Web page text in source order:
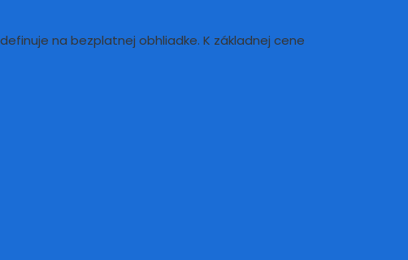
na bezplatnej obhliadke. K základnej cene